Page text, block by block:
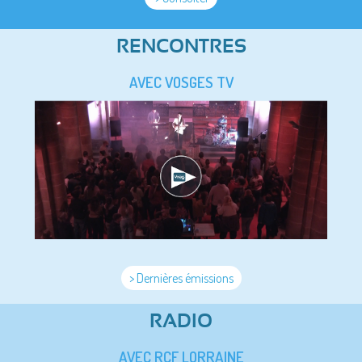
RENCONTRES
AVEC VOSGES TV
> Dernières émissions
RADIO
AVEC RCF LORRAINE